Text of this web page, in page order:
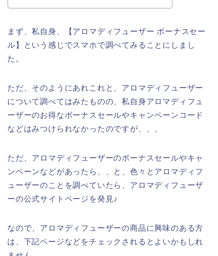
まず、私自身、【アロマディフューザー ボーナスセー
ル】という感じでスマホで調べてみることにしまし
た。
ただ、そのようにあれこれと、アロマディフューザー
について調べてはみたものの、私自身アロマディフュ
ーザーのお得なボーナスセールやキャンペーンコード
などはみつけられなかったのですが、、、
ただ、アロマディフューザーのボーナスセールやキャ
ンペーンなどがあったら、、と、色々とアロマディフ
ューザーのことを調べていたら、アロマディフューザ
ーの公式サイトページを発見♪
なので、アロマディフューザーの商品に興味のある方
は、下記ページなどをチェックされるとよいかもしれ